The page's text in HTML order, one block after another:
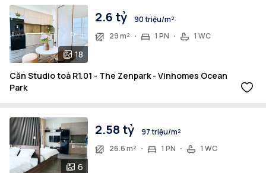
18
2.6 tỷ
90 triệu/m²
29 m²
1 PN 1 WC
Căn Studio toà R1.01 - The Zenpark - Vinhomes Ocean
Park
6
2.58 tỷ
97 triệu/m²
26.6 m²
1 PN 1 WC